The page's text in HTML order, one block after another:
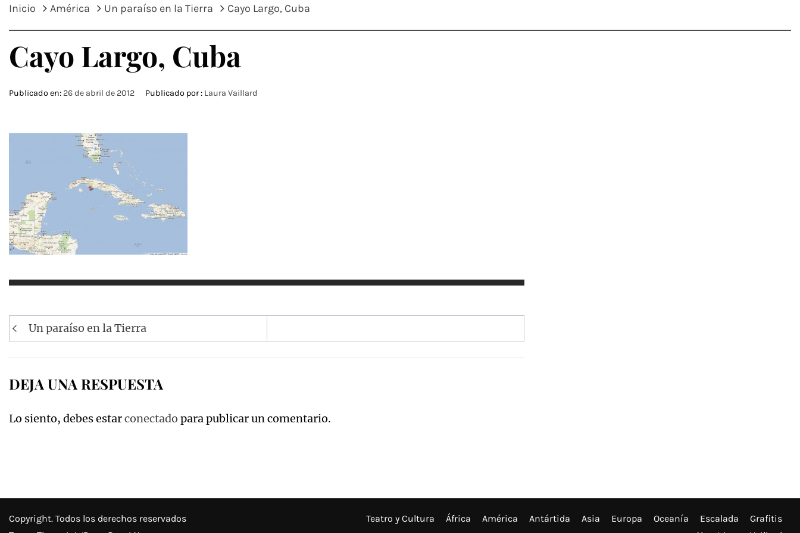
Inicio América Un paraíso en la Tierra Cayo Largo, Cuba
Cayo Largo, Cuba
Publicado en: 26 de abril de 2012 Publicado por : Laura Vaillard
Navegación
de
Un paraíso en la Tierra
DEJA UNA RESPUESTA
Lo siento, debes estarconectado para publicar un comentario.
Copyright. Todos los derechos reservados
Teatro y Cultura África América Antártida Asia Europa Oceanía Escalada
Grafitis